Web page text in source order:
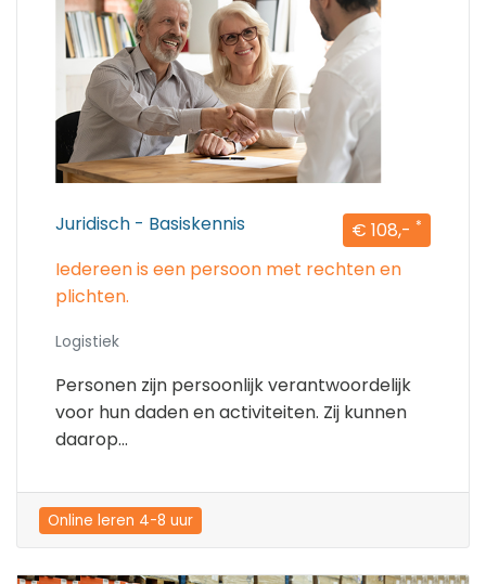
Juridisch - Basiskennis € 108,- *
Iedereen is een persoon met rechten en
plichten.
Logistiek
Personen zijn persoonlijk verantwoordelijk
voor hun daden en activiteiten. Zij kunnen
daarop...
Online leren 4-8 uur